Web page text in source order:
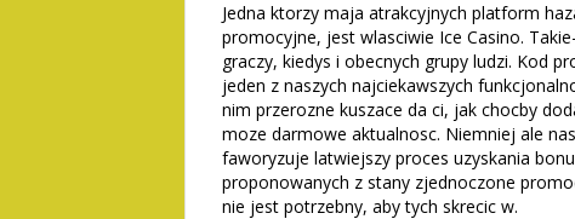
Jedna ktorzy maja atrakcyjnych platform
promocyjne, jest wlasciwie Ice Casino.
graczy, kiedys i obecnych grupy ludzi. Kod
jeden z naszych najciekawszych
nim przerozne kuszace da ci, jak chocby
moze darmowe aktualnosc. Niemniej ale
faworyzuje latwiejszy proces uzyskania
proponowanych z stany zjednoczone
nie jest potrzebny, aby tych skrecic w.